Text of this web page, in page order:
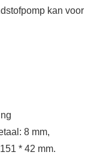
kan voor
8 mm,
* 42 mm.